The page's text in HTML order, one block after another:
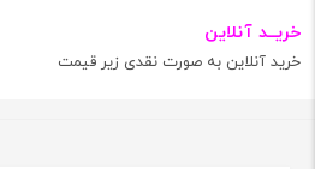
خریــد آنلاین
خرید آنلاین به صورت نقدی زیر قیمت